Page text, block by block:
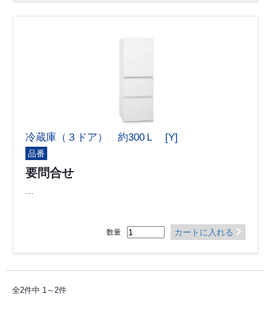
冷蔵庫（３ドア） 約300Ｌ [Y]
品番
要問合せ
数量 カートに入れる
全2件中 1～2件